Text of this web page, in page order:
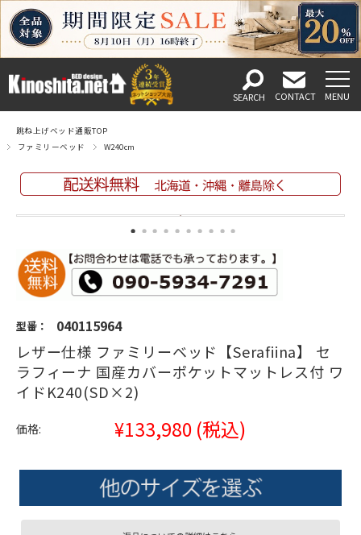
跳ね上げベッド通販TOP
ファミリーベッド
W240cm
型番： 040115964
レザー仕様 ファミリーベッド【Serafiina】 セ
ラフィーナ 国産カバーポケットマットレス付 ワ
イドK240(SD×2)
価格: ¥133,980 (税込)